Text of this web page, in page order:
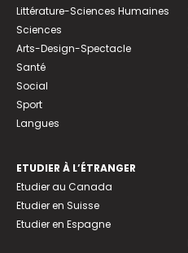
Littérature-Sciences Humaines
Sciences
Arts-Design-Spectacle
Santé
Social
Sport
Langues
ETUDIER À L’ÉTRANGER
Etudier au Canada
Etudier en Suisse
Etudier en Espagne